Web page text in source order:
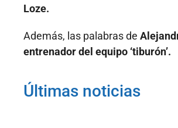
Loze.
Además, las palabras de
entrenador del equipo ‘tiburón’.
Últimas noticias